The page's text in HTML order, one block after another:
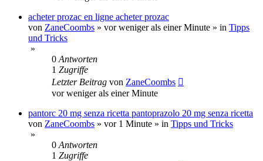
acheter prozac en ligne acheter prozac
von ZaneCoombs » vor weniger als einer Minute » in Tipps
und Tricks
»
0 Antworten
1 Zugriffe
Letzter Beitrag von ZaneCoombs
vor weniger als einer Minute
pantorc 20 mg senza ricetta pantoprazolo 20 mg senza ricetta
von ZaneCoombs » vor 1 Minute » in Tipps und Tricks
»
0 Antworten
1 Zugriffe